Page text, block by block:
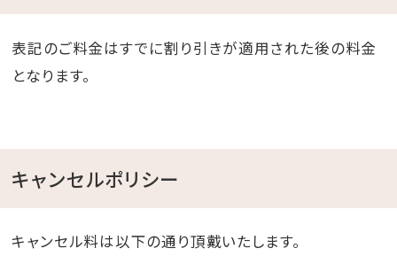
表記のご料金はすでに割り引きが適用された後の料金
となります。
キャンセルポリシー
キャンセル料は以下の通り頂戴いたします。